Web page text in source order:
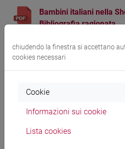
Bambini italiani nella
Bibliografia ragionata
Una ferita ancora
di Serena Tiepolato e
ll genocidio armeno.
chiudendo la finestra si accettano
cookies necessari
Cookie
Informazioni sui cookie
Lista cookies